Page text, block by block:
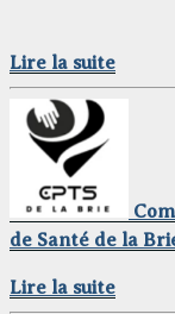
Lire la suite
de Santé de la
Lire la suite